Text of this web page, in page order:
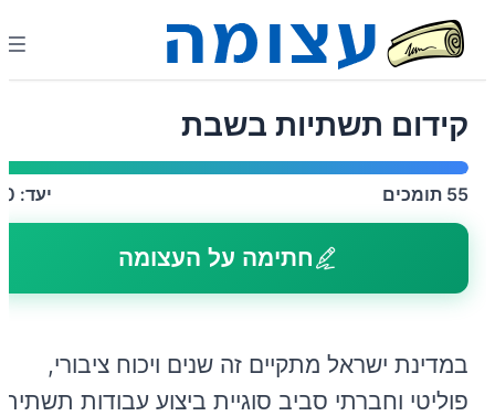
קידום תשתיות בשבת
55 תומכים יעד:
חתימה על העצומה
במדינת ישראל מתקיים זה שנים ויכוח ציבורי,
פוליטי וחברתי סביב סוגיית ביצוע עבודות תשתית